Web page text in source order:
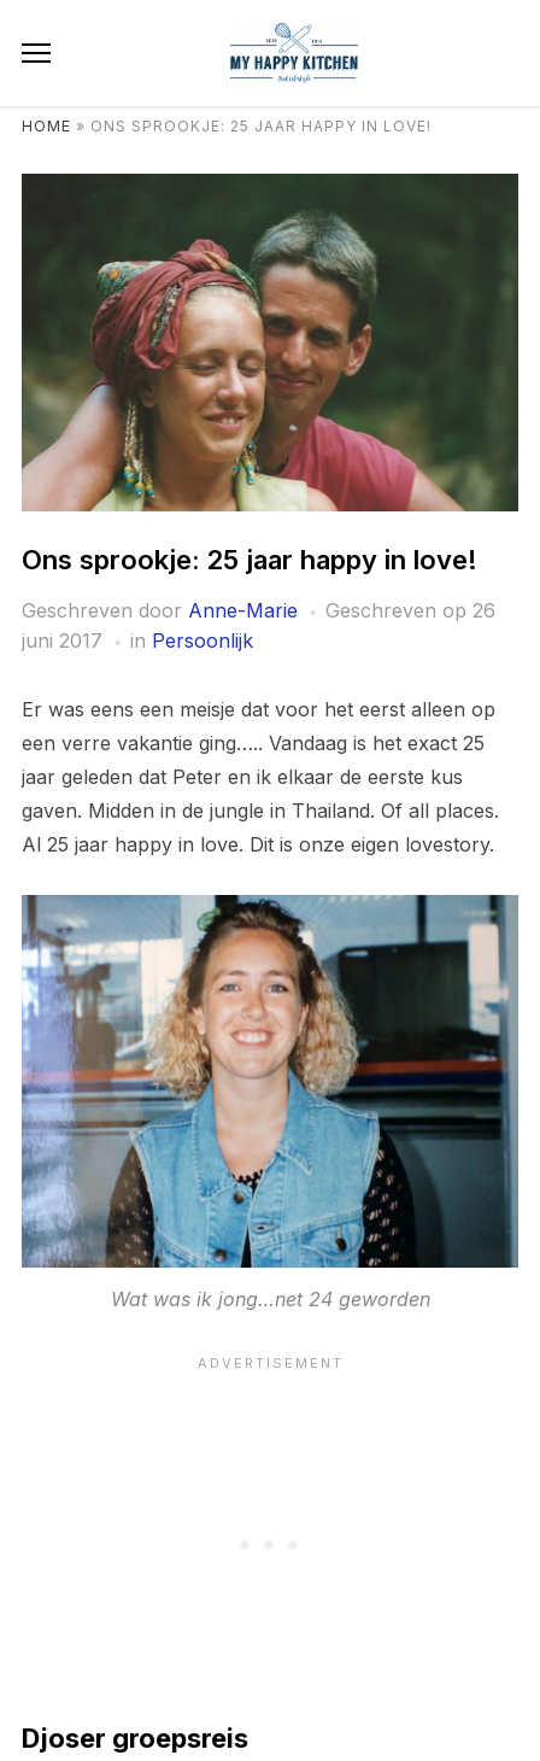
HOME » ONS SPROOKJE: 25 JAAR HAPPY IN LOVE!
Ons sprookje: 25 jaar happy in love!
Geschreven door Anne-Marie Geschreven op 26
juni 2017
in Persoonlijk
Er was eens een meisje dat voor het eerst alleen op
een verre vakantie ging….. Vandaag is het exact 25
jaar geleden dat Peter en ik elkaar de eerste kus
gaven. Midden in de jungle in Thailand. Of all places.
Al 25 jaar happy in love. Dit is onze eigen lovestory.
Wat was ik jong…net 24 geworden
Djoser groepsreis